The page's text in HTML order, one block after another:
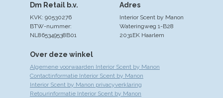
Over deze winkel
Algemene voorwaarden Interior Scent by Manon
Contactinformatie Interior Scent by Manon
Interior Scent by Manon privacyverklaring
Retourinformatie Interior Scent by Manon
Adres
Interior Scent by Manon
Wateringweg 1-B28
2031EK Haarlem
Dm Retail b.v.
KVK: 90530276
BTW-nummer:
NL865349538B01